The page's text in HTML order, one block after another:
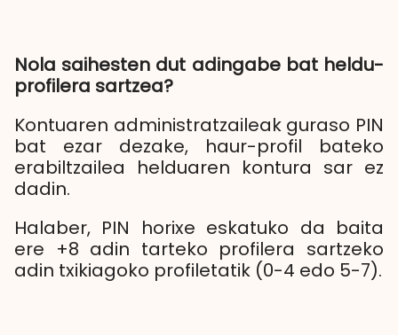
Nola saihesten dut adingabe bat heldu-
profilera sartzea?
Kontuaren administratzaileak guraso PIN
bat ezar dezake, haur-profil bateko
erabiltzailea helduaren kontura sar ez
dadin.
Halaber, PIN horixe eskatuko da baita
ere +8 adin tarteko profilera sartzeko
adin txikiagoko profiletatik (0-4 edo 5-7).